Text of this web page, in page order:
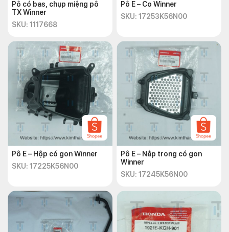
Pô có bas, chụp miệng pô
TX Winner
SKU: 1117668
Pô E – Co Winner
SKU: 17253K56N00
Pô E – Hộp có gon Winner
SKU: 17225K56N00
Pô E – Nắp trong có gon
Winner
SKU: 17245K56N00